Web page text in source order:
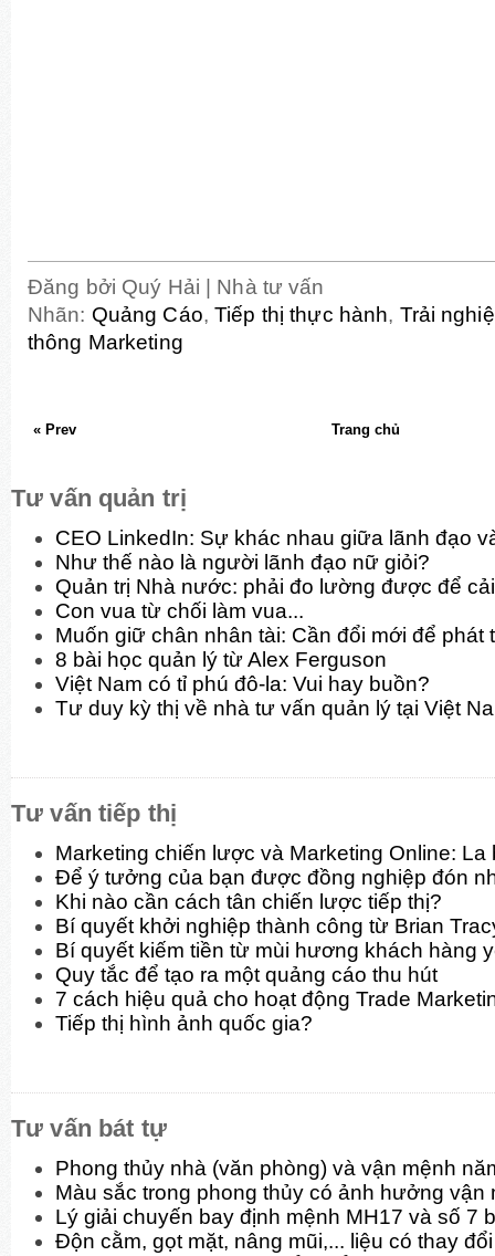
Đăng bởi Quý Hải | Nhà tư vấn
Nhãn: Quảng Cáo,Tiếp thị thực hành, Trải
thông Marketing
« Prev Trang chủ
Tư vấn quản trị
CEO LinkedIn: Sự khác nhau giữa lãnh đạo
Như thế nào là người lãnh đạo nữ giỏi?
Quản trị Nhà nước: phải đo lường được để
Con vua từ chối làm vua...
Muốn giữ chân nhân tài: Cần đổi mới để phát
8 bài học quản lý từ Alex Ferguson
Việt Nam có tỉ phú đô-la: Vui hay buồn?
Tư duy kỳ thị về nhà tư vấn quản lý tại Việt
Tư vấn tiếp thị
Marketing chiến lược và Marketing Online: La
Để ý tưởng của bạn được đồng nghiệp đón
Khi nào cần cách tân chiến lược tiếp thị?
Bí quyết khởi nghiệp thành công từ Brian
Bí quyết kiếm tiền từ mùi hương khách hàng
Quy tắc để tạo ra một quảng cáo thu hút
7 cách hiệu quả cho hoạt động Trade
Tiếp thị hình ảnh quốc gia?
Tư vấn bát tự
Phong thủy nhà (văn phòng) và vận mệnh
Màu sắc trong phong thủy có ảnh hưởng vận
Lý giải chuyến bay định mệnh MH17 và số 7
Độn cằm, gọt mặt, nâng mũi,... liệu có thay